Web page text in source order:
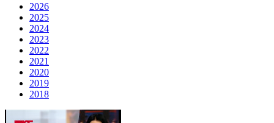
2026
2025
2024
2023
2022
2021
2020
2019
2018